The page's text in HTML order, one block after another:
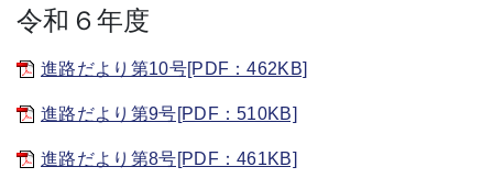
令和６年度
進路だより第10号[PDF：462KB]
進路だより第9号[PDF：510KB]
進路だより第8号[PDF：461KB]